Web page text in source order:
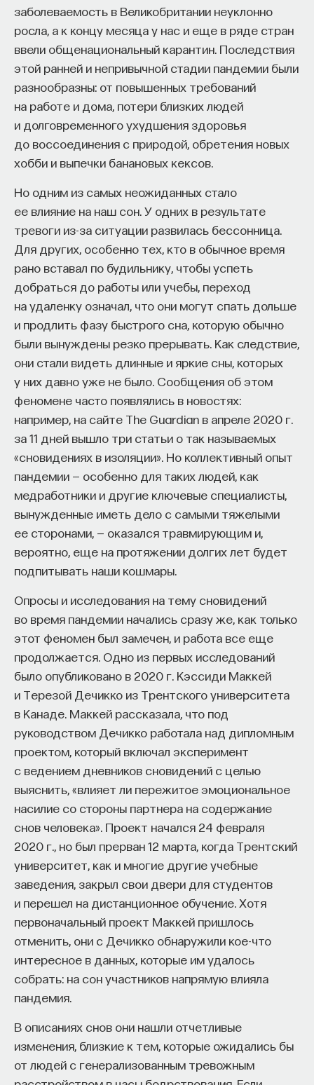
заболеваемость в Великобритании неуклонно
росла, а к концу месяца у нас и еще в ряде стран
ввели общенациональный карантин. Последствия
этой ранней и непривычной стадии пандемии были
разнообразны: от повышенных требований
на работе и дома, потери близких людей
и долговременного ухудшения здоровья
до воссоединения с природой, обретения новых
хобби и выпечки банановых кексов.
Но одним из самых неожиданных стало
ее влияние на наш сон. У одних в результате
тревоги из-за ситуации развилась бессонница.
Для других, особенно тех, кто в обычное время
рано вставал по будильнику, чтобы успеть
добраться до работы или учебы, переход
на удаленку означал, что они могут спать дольше
и продлить фазу быстрого сна, которую обычно
были вынуждены резко прерывать. Как следствие,
они стали видеть длинные и яркие сны, которых
у них давно уже не было. Сообщения об этом
феномене часто появлялись в новостях:
например, на сайте The Guardian в апреле 2020 г.
за 11 дней вышло три статьи о так называемых
«сновидениях в изоляции». Но коллективный опыт
пандемии — особенно для таких людей, как
медработники и другие ключевые специалисты,
вынужденные иметь дело с самыми тяжелыми
ее сторонами, — оказался травмирующим и,
вероятно, еще на протяжении долгих лет будет
подпитывать наши кошмары.
Опросы и исследования на тему сновидений
во время пандемии начались сразу же, как только
этот феномен был замечен, и работа все еще
продолжается. Одно из первых исследований
было опубликовано в 2020 г. Кэссиди Маккей
и Терезой Дечикко из Трентского университета
в Канаде. Маккей рассказала, что под
руководством Дечикко работала над дипломным
проектом, который включал эксперимент
с ведением дневников сновидений с целью
выяснить, «влияет ли пережитое эмоциональное
насилие со стороны партнера на содержание
снов человека». Проект начался 24 февраля
2020 г., но был прерван 12 марта, когда Трентский
университет, как и многие другие учебные
заведения, закрыл свои двери для студентов
и перешел на дистанционное обучение. Хотя
первоначальный проект Маккей пришлось
отменить, они с Дечикко обнаружили кое-что
интересное в данных, которые им удалось
собрать: на сон участников напрямую влияла
пандемия.
В описаниях снов они нашли отчетливые
изменения, близкие к тем, которые ожидались бы
от людей с генерализованным тревожным